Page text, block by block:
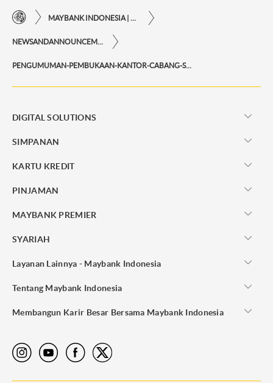
PENGUMUMAN-PEMBUKAAN-KANTOR-CABANG-SYARIAH-BARU
DIGITAL SOLUTIONS
SIMPANAN
KARTU KREDIT
PINJAMAN
MAYBANK PREMIER
SYARIAH
Layanan Lainnya - Maybank Indonesia
Tentang Maybank Indonesia
Membangun Karir Besar Bersama Maybank Indonesia